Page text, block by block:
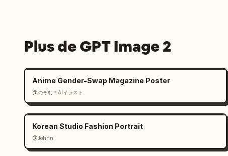
Plus de GPT Image 2
Anime Gender-Swap Magazine Poster
@のぞむ＊AIイラスト
Korean Studio Fashion Portrait
@Johnn